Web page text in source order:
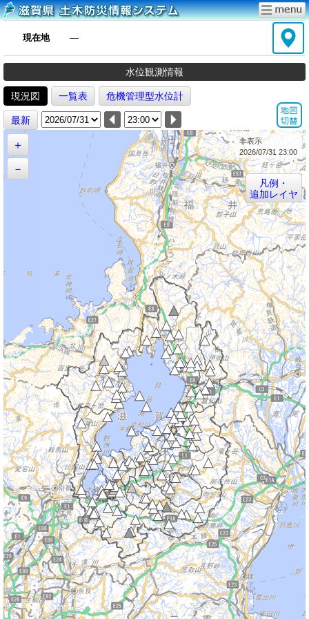
現在地 ―
水位観測情報
現況図 一覧表 危機管理型水位計
最新
＋
－
非表示
2026/07/31 23:00
凡例・
追加レイヤ